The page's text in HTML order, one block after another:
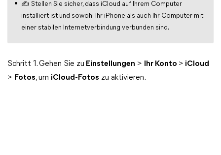
✍ Stellen Sie sicher, dass iCloud auf Ihrem Computer
installiert ist und sowohl Ihr iPhone als auch Ihr Computer mit
einer stabilen Internetverbindung verbunden sind.
Schritt 1. Gehen Sie zu Einstellungen > Ihr Konto > iCloud
> Fotos, um iCloud-Fotos zu aktivieren.